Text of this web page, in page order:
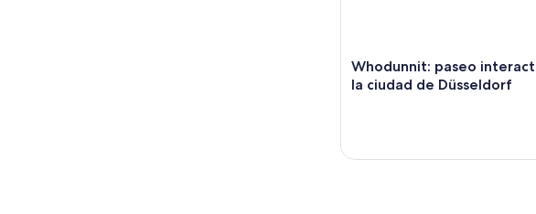
Whodunnit: paseo
la ciudad de Düsseldorf